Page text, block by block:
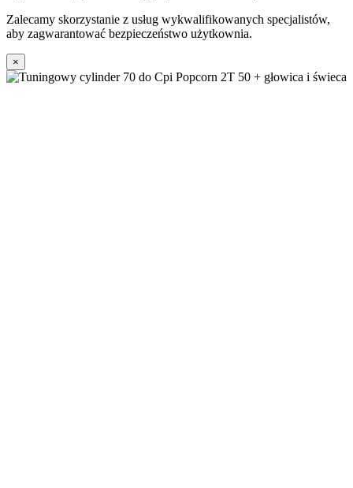
Zalecamy skorzystanie z usług wykwalifikowanych specjalistów,
aby zagwarantować bezpieczeństwo użytkownia.
×